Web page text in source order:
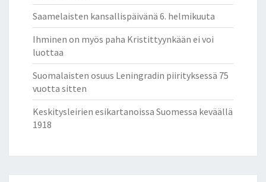
Saamelaisten kansallispäivänä 6. helmikuuta
Ihminen on myös paha Kristittyynkään ei voi
luottaa
Suomalaisten osuus Leningradin piirityksessä 75
vuotta sitten
Keskitysleirien esikartanoissa Suomessa keväällä
1918